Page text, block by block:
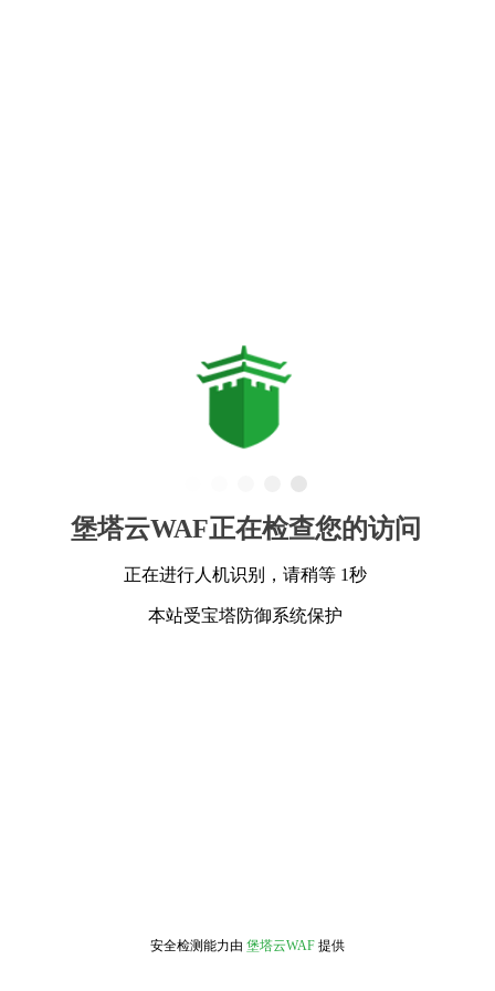
堡塔云WAF正在检查您的访问
正在进行人机识别，请稍等 1秒
本站受宝塔防御系统保护
安全检测能力由 堡塔云WAF 提供